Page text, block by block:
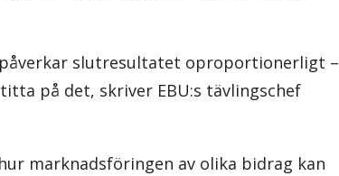
slutresultatet oproportionerligt –
på det, skriver EBU:s tävlingschef
marknadsföringen av olika bidrag kan